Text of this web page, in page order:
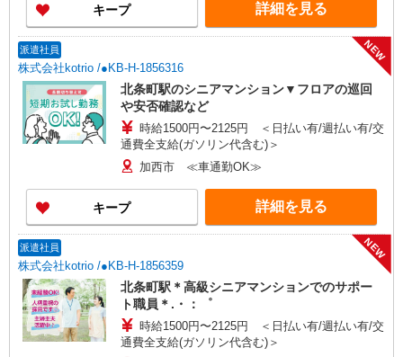
キープ 詳細を見る
派遣社員
株式会社kotrio /●KB-H-1856316
NEW
北条町駅のシニアマンション▼フロアの巡回
や安否確認など
時給1500円〜2125円 ＜日払い有/週払い有/交
通費全支給(ガソリン代含む)＞
加西市 ≪車通勤OK≫
キープ 詳細を見る
派遣社員
株式会社kotrio /●KB-H-1856359
NEW
北条町駅＊高級シニアマンションでのサポー
ト職員＊.・：゜
時給1500円〜2125円 ＜日払い有/週払い有/交
通費全支給(ガソリン代含む)＞